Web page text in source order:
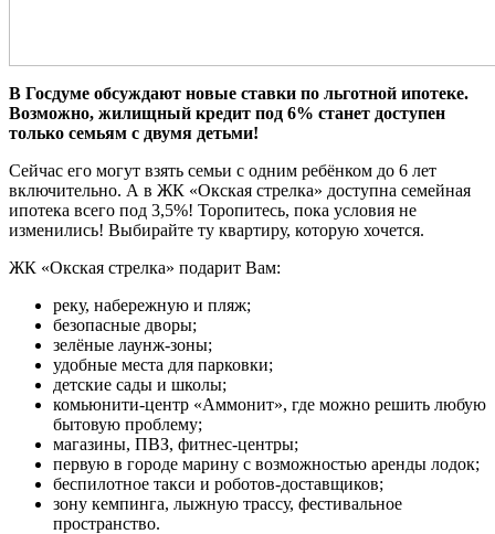
В Госдуме обсуждают новые ставки по льготной ипотеке.
Возможно, жилищный кредит под 6% станет доступен
только семьям с двумя детьми!
Сейчас его могут взять семьи с одним ребёнком до 6 лет
включительно. А в ЖК «Окская стрелка» доступна семейная
ипотека всего под 3,5%! Торопитесь, пока условия не
изменились! Выбирайте ту квартиру, которую хочется.
ЖК «Окская стрелка» подарит Вам:
реку, набережную и пляж;
безопасные дворы;
зелёные лаунж-зоны;
удобные места для парковки;
детские сады и школы;
комьюнити-центр «Аммонит», где можно решить любую
бытовую проблему;
магазины, ПВЗ, фитнес-центры;
первую в городе марину с возможностью аренды лодок;
беспилотное такси и роботов-доставщиков;
зону кемпинга, лыжную трассу, фестивальное
пространство.